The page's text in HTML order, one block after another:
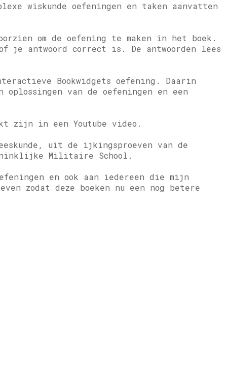
wiskunde oefeningen en taken aanvatten
om de oefening te maken in het boek.
je antwoord correct is. De antwoorden lees
Bookwidgets oefening. Daarin
van de oefeningen en een
zijn in een Youtube video.
uit de ijkingsproeven van de
Militaire School.
en ook aan iedereen die mijn
zodat deze boeken nu een nog betere